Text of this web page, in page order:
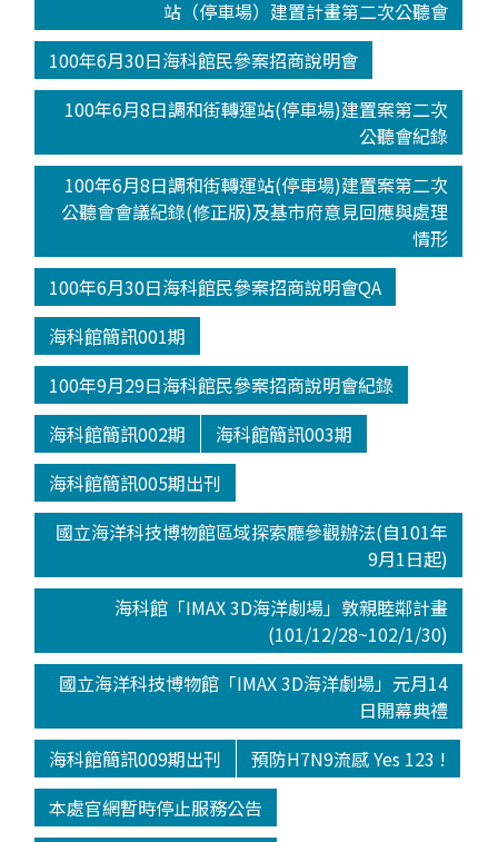
站（停車場）建置計畫第二次公聽會
100年6月30日海科館民參案招商說明會
100年6月8日調和街轉運站(停車場)建置案第二次
公聽會紀錄
100年6月8日調和街轉運站(停車場)建置案第二次
公聽會會議紀錄(修正版)及基市府意見回應與處理
情形
100年6月30日海科館民參案招商說明會QA
海科館簡訊001期
100年9月29日海科館民參案招商說明會紀錄
海科館簡訊002期
海科館簡訊003期
海科館簡訊005期出刊
國立海洋科技博物館區域探索廳參觀辦法(自101年
9月1日起)
海科館「IMAX 3D海洋劇場」敦親睦鄰計畫
(101/12/28~102/1/30)
國立海洋科技博物館「IMAX 3D海洋劇場」元月14
日開幕典禮
海科館簡訊009期出刊
預防H7N9流感 Yes 123 !
本處官網暫時停止服務公告